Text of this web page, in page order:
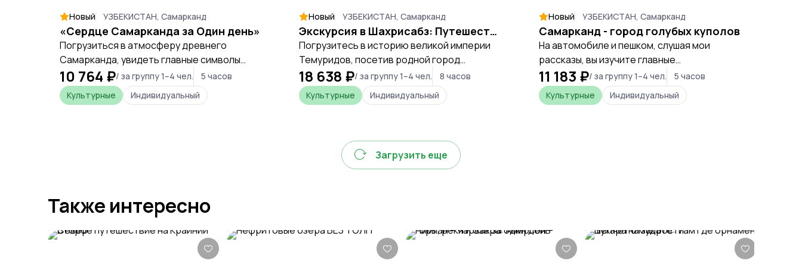
Новый УЗБЕКИСТАН, Самарканд
«Сердце Самарканда за Один день»
Погрузиться в атмосферу древнего
Самарканда, увидеть главные символы
города, пройти путь от эпохи Тимуридов до
живого восточного базара и
почувствовать настоящий дух Великого
10 764 ₽/ за группу 1–4 чел.
5 часов
Культурные
Индивидуальный
Новый УЗБЕКИСТАН, Самарканд
Экскурсия в Шахрисабз: Путешествие в город Тамерлана через горы и ущелье
Погрузитесь в историю великой империи
Темуридов, посетив родной город
легендарного полководца Амира Тимура, и
насладитесь живописной дорогой через
горные перевалы.
18 638 ₽/ за группу 1–4 чел.
8 часов
Культурные
Индивидуальный
Новый УЗБЕКИСТАН, Самарканд
Самарканд - город голубых куполов
На автомобиле и пешком, слушая мои
рассказы, вы изучите главные
достопримечательности города-
ровесника Рима
11 183 ₽/ за группу 1–4 чел.
5 часов
Культурные
Индивидуальный
Загрузить еще
Также интересно